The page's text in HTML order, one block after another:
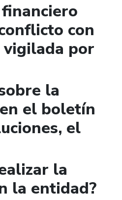
con
por
la
el boletín
el
la
la entidad?